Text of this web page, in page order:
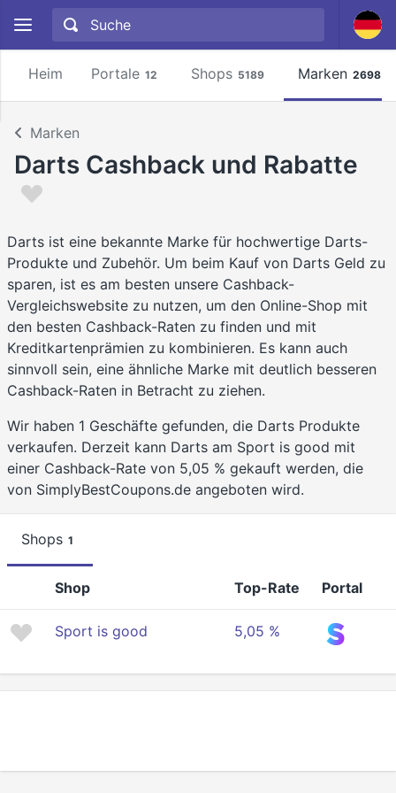
Heim Portale 12 Shops 5189 Marken 2698
Marken
Darts Cashback und Rabatte
Darts ist eine bekannte Marke für hochwertige Darts-
Produkte und Zubehör. Um beim Kauf von Darts Geld zu
sparen, ist es am besten unsere Cashback-
Vergleichswebsite zu nutzen, um den Online-Shop mit
den besten Cashback-Raten zu finden und mit
Kreditkartenprämien zu kombinieren. Es kann auch
sinnvoll sein, eine ähnliche Marke mit deutlich besseren
Cashback-Raten in Betracht zu ziehen.
Wir haben 1 Geschäfte gefunden, die Darts Produkte
verkaufen. Derzeit kann Darts am Sport is good mit
einer Cashback-Rate von 5,05 % gekauft werden, die
von SimplyBestCoupons.de angeboten wird.
Shops 1
Shop Top-Rate Portal
Sport is good 5,05 %